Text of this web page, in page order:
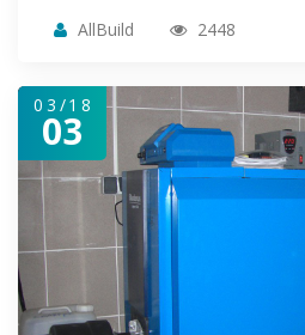
AllBuild 2448
03/18
03